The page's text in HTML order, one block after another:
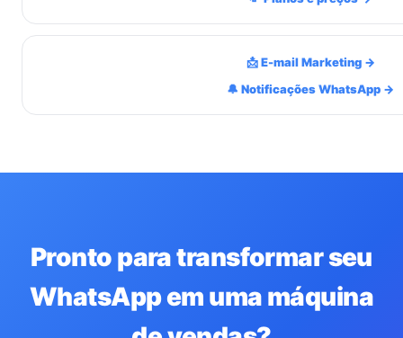
📩 E-mail Marketing →
🔔 Notificações WhatsApp →
Pronto para transformar seu
WhatsApp em uma máquina